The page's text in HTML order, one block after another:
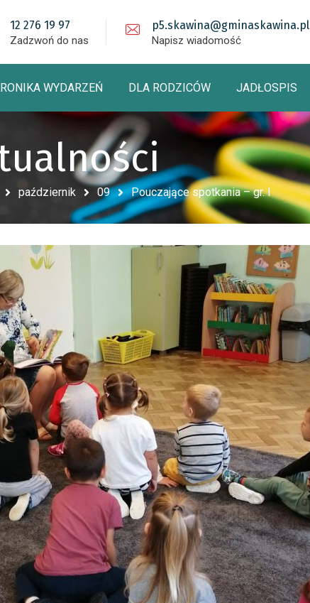
12 276 19 97
Zadzwoń do nas
p5.skawina@gminaskawina.pl
Napisz wiadomość
WYDARZEŃ DLA RODZICÓW JADŁOSPIS
październik 09 Pouczające spotkania – gr. I